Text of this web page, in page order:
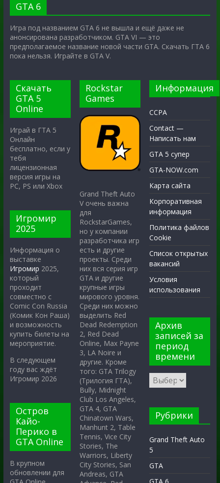
GTA 6
Игра под названием GTA 6 не вышла и ещё даже не
анонсирована разработчиком. GTA VI — это
предполагаемое название новой части GTA. Скачать ГТА 6
пока нельзя. Играйте в GTA V.
Скачать
GTA 5
Online
Играй в ГТА 5
Онлайн
бесплатно, если у
тебя
лицензионная
версия игры на
PC, PS или Xbox
Игромир
2025
Информация о
выставке
Игромир 2025,
который
проходит
совместно с
Comic Con Russia
(Комик Кон Раша)
и возможность
купить билеты на
мероприятие.
В следующем
году вас ждёт
Игромир 2026
Остров
Кайо-
Перико в
GTA Online
В крупном
обновлении для
Rockstar
Games
Grand Theft Auto
V очень важна
для
RockstarGames,
но у компании
разработчика игр
есть и другие
проекты. Среди
них вся серия игр
GTA и другие
крупные игры
мирового уровня.
Среди них можно
выделить Red
Dead Redemption
2, Red Dead
Online, Max Payne
3, LA Noire и
другие. Кроме
того: GTA Trilogy
(Трилогия ГТА),
Bully, Midnight
Club Los Angeles,
GTA 4, GTA
Chinatown Wars,
Manhunt 2, Table
Tennis, Vice City
Stories, The
Warriors, Liberty
City Stories, San
Andreas, GTA
Информация
CCPA
Contact —
Написать нам
GTA 5 супер
GTA-NOW.com
Карта сайта
Корпоративная
информация
Политика файлов
Cookie
Список открытых
вакансий
Условия
использования
Архив
записей за
период
времени
Рубрики
Grand Theft Auto
5
GTA